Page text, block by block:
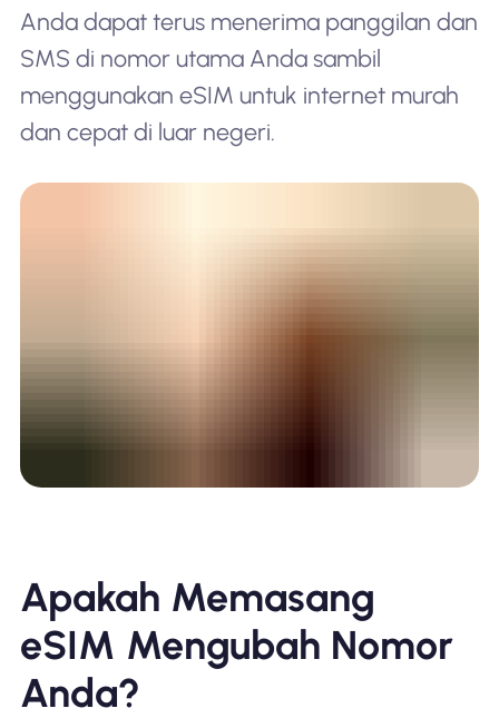
Anda dapat terus menerima panggilan dan
SMS di nomor utama Anda sambil
menggunakan eSIM untuk internet murah
dan cepat di luar negeri.
Apakah Memasang
eSIM Mengubah Nomor
Anda?